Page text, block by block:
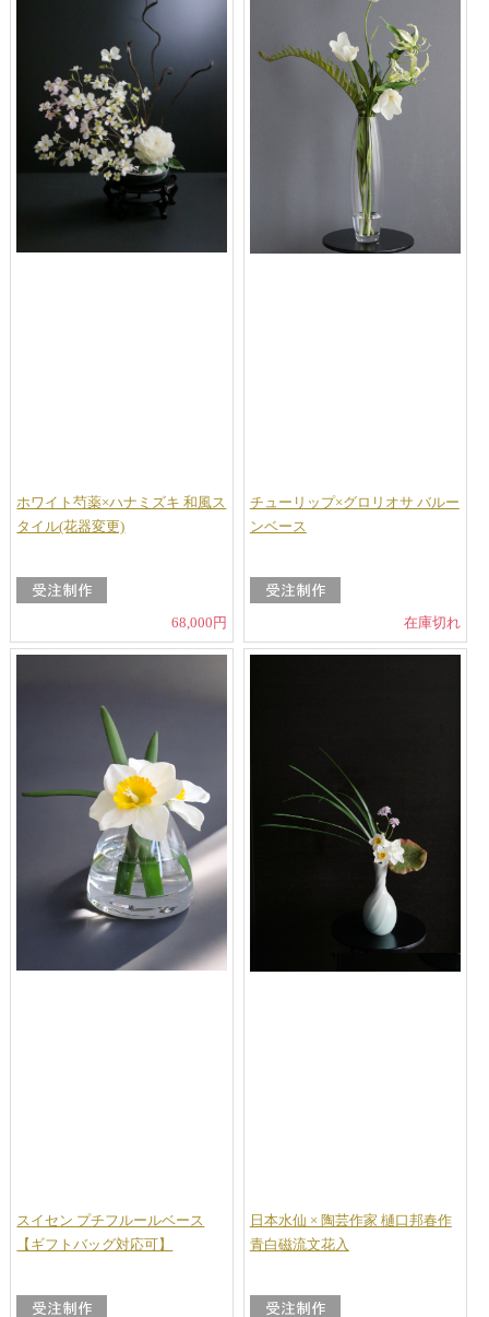
ホワイト芍薬×ハナミズキ 和風ス
タイル(花器変更)
68,000円
チューリップ×グロリオサ バルー
ンベース
在庫切れ
スイセン プチフルールベース
【ギフトバッグ対応可】
日本水仙 × 陶芸作家 樋口邦春作
青白磁流文花入